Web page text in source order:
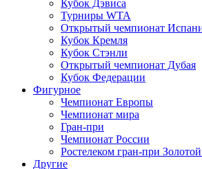
Кубок Дэвиса
Турниры WTA
Открытый чемпионат
Кубок Кремля
Кубок Стэнли
Открытый чемпионат Дубая
Кубок Федерации
Фигурное
Чемпионат Европы
Чемпионат мира
Гран-при
Чемпионат России
Ростелеком гран-при
Другие